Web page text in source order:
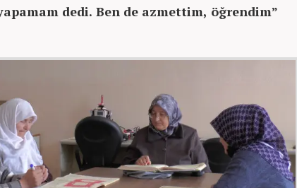
dedi. Ben de azmettim, öğrendim”